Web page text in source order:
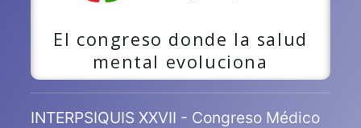
El congreso donde la salud
mental evoluciona
INTERPSIQUIS XXVII - Congreso Médico